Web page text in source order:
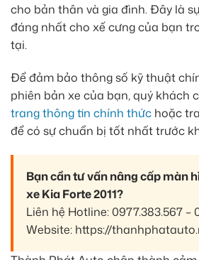
cho bản thân và gia đình. Đây là
đáng nhất cho xế cưng của bạn
tại.
Để đảm bảo thông số kỹ thuật
phiên bản xe của bạn, quý khách
trang thông tin chính thức hoặc
để có sự chuẩn bị tốt nhất trước
Bạn cần tư vấn nâng cấp màn
xe Kia Forte 2011?
Liên hệ Hotline: 0977.383.567 –
Website: https://